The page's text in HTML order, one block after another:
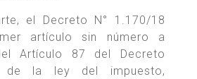
el Decreto N° 1.170/18
artículo sin número a
Artículo 87 del Decreto
de la ley del impuesto,